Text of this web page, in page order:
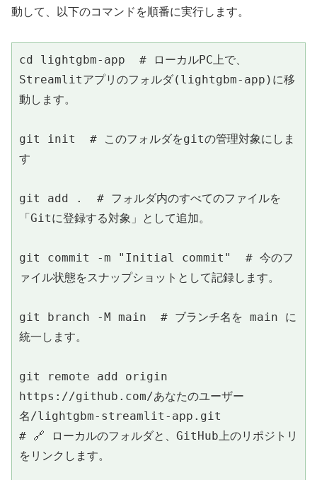
動して、以下のコマンドを順番に実行します。
cd lightgbm-app  # ローカルPC上で、
Streamlitアプリのフォルダ(lightgbm-app)に移
動します。
git init  #
このフォルダをgitの管理対象にしま
す
git add .  # フォルダ内のすべてのファイルを
「Gitに登録する対象」として追加。
git commit -m "Initial commit"  # 今のフ
ァイル状態をスナップショットとして記録します。
git branch -M main  # ブランチ名を main に
統一します。
git remote add origin
https://github.com/あなたのユーザー
名/lightgbm-streamlit-app.git
# 🔗 ローカルのフォルダと、GitHub上のリポジトリ
をリンクします。